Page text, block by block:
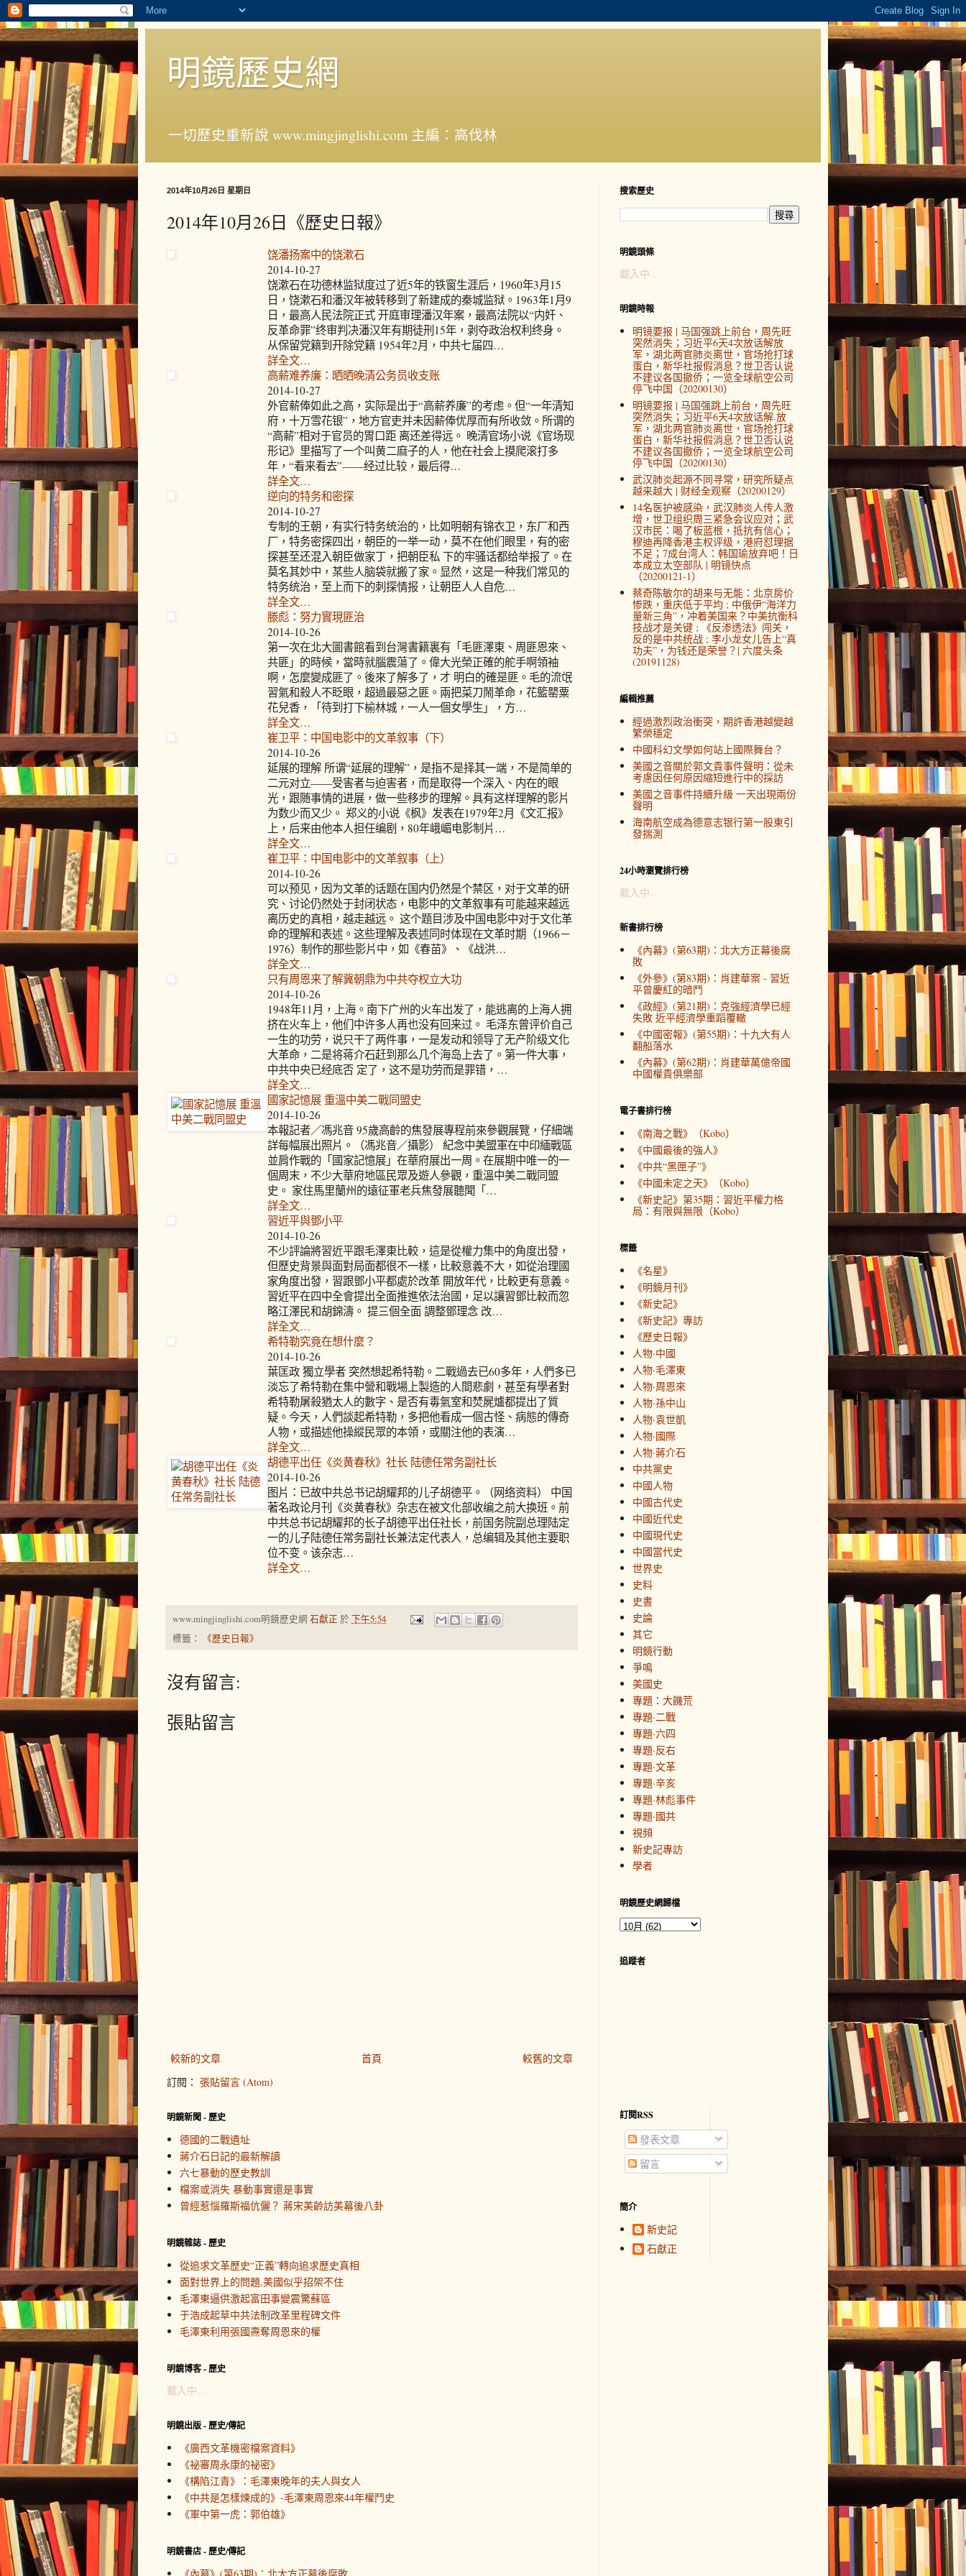
明鏡歷史網
一切歷史重新說 www.mingjinglishi.com 主編：高伐林
2014年10月26日 星期日
2014年10月26日《歷史日報》
饶潘扬案中的饶漱石
2014-10-27
饶漱石在功德林监狱度过了近5年的铁窗生涯后，1960年3月15
日，饶漱石和潘汉年被转移到了新建成的秦城监狱。1963年1月9
日，最高人民法院正式 开庭审理潘汉年案，最高法院以“内奸、
反革命罪”终审判决潘汉年有期徒刑15年，剥夺政治权利终身。
从保留党籍到开除党籍 1954年2月，中共七届四…
詳全文…
高薪难养廉：晒晒晚清公务员收支账
2014-10-27
外官薪俸如此之高，实际是出于“高薪养廉”的考虑。但“一年清知
府，十万雪花银”，地方官吏并未因薪俸优厚而有所收敛。所谓的
“高薪”相对于官员的胃口距 离还差得远。 晚清官场小说《官场现
形记》里描写了一个叫黄二麻子的人，他在社会上摸爬滚打多
年，“看来看去”——经过比较，最后得…
詳全文…
逆向的特务和密探
2014-10-27
专制的王朝，有实行特务统治的，比如明朝有锦衣卫，东厂和西
厂，特务密探四出，朝臣的一举一动，莫不在他们眼里，有的密
探甚至还混入朝臣做家丁，把朝臣私 下的牢骚话都给举报了。在
莫名其妙中，某些人脑袋就搬了家。显然，这是一种我们常见的
特务统治，至上而下的刺探情报，让朝臣人人自危…
詳全文…
滕彪：努力實現匪治
2014-10-26
第一次在北大圖書館看到台灣書籍裏有「毛匪澤東、周匪恩來、
共匪」的時候，當時就腦震蕩了。偉大光榮正確的舵手啊領袖
啊，怎麼變成匪了。後來了解多了，才 明白的確是匪。毛的流氓
習氣和殺人不眨眼，超過最惡之匪。兩把菜刀鬧革命，花籃罌粟
花兒香，「待到打下榆林城，一人一個女學生」，方…
詳全文…
崔卫平：中国电影中的文革叙事（下）
2014-10-26
延展的理解 所谓“延展的理解”，是指不是择其一端，不是简单的
二元对立——受害者与迫害者，而是取得一个深入、内在的眼
光，跟随事情的进展，做一些移步的理解。具有这样理解的影片
为数少而又少。 郑义的小说《枫》发表在1979年2月《文汇报》
上，后来由他本人担任编剧，80年峨嵋电影制片…
詳全文…
崔卫平：中国电影中的文革叙事（上）
2014-10-26
可以预见，因为文革的话题在国内仍然是个禁区，对于文革的研
究、讨论仍然处于封闭状态，电影中的文革叙事有可能越来越远
离历史的真相，越走越远。 这个题目涉及中国电影中对于文化革
命的理解和表述。这些理解及表述同时体现在文革时期（1966－
1976）制作的那些影片中，如《春苗》、《战洪…
詳全文…
只有周恩来了解冀朝鼎为中共夺权立大功
2014-10-26
1948年11月，上海。南下广州的火车出发了，能逃离的上海人拥
挤在火车上，他们中许多人再也没有回来过。 毛泽东曾评价自己
一生的功劳，说只干了两件事，一是发动和领导了无产阶级文化
大革命，二是将蒋介石赶到那么几个海岛上去了。第一件大事，
中共中央已经底否 定了，这不是功劳而是罪错，…
詳全文…
國家記憶展 重溫中美二戰同盟史
2014-10-26
本報記者／馮兆音 95歲高齡的焦發展專程前來參觀展覽，仔細端
詳每幅展出照片。（馮兆音／攝影） 紀念中美盟軍在中印緬戰區
並肩作戰的「國家記憶展」在華府展出一周。在展期中唯一的一
個周末，不少大華府地區民眾及遊人參觀，重溫中美二戰同盟
史。 家住馬里蘭州的遠征軍老兵焦發展聽聞「…
詳全文…
習近平與鄧小平
2014-10-26
不少評論將習近平跟毛澤東比較，這是從權力集中的角度出發，
但歷史背景與面對局面都很不一樣，比較意義不大，如從治理國
家角度出發，習跟鄧小平都處於改革 開放年代，比較更有意義。
習近平在四中全會提出全面推進依法治國，足以讓習鄧比較而忽
略江澤民和胡錦濤。 提三個全面 調整鄧理念 改…
詳全文…
希特勒究竟在想什麼？
2014-10-26
葉匡政 獨立學者 突然想起希特勒。二戰過去已60多年，人們多已
淡忘了希特勒在集中營和戰場上製造的人間悲劇，甚至有學者對
希特勒屠殺猶太人的數字、是否有毒氣室和焚屍爐都提出了質
疑。今天，人們談起希特勒，多把他看成一個古怪、病態的傳奇
人物，或描述他操縱民眾的本領，或關注他的表演…
詳全文…
胡德平出任《炎黄春秋》社长 陆德任常务副社长
2014-10-26
图片：已故中共总书记胡耀邦的儿子胡德平。（网络资料） 中国
著名政论月刊《炎黄春秋》杂志在被文化部收编之前大换班。前
中共总书记胡耀邦的长子胡德平出任社长，前国务院副总理陆定
一的儿子陆德任常务副社长兼法定代表人，总编辑及其他主要职
位不变。该杂志…
詳全文…
www.mingjinglishi.com明鏡歷史網 石獻正 於 下午5:54
標籤：
《歷史日報》
沒有留言:
張貼留言
較新的文章 較舊的文章
首頁
訂閱： 張貼留言 (Atom)
明鏡新聞 - 歷史
德國的二戰遺址
蔣介石日記的最新解讀
六七暴動的歷史教訓
檔案或消失 暴動事實還是事實
曾經惹惱羅斯福伉儷？ 蔣宋美齡訪美幕後八卦
明鏡雜誌 - 歷史
從追求文革歷史“正義”轉向追求歷史真相
面對世界上的問題,美國似乎招架不住
毛澤東逼供激起富田事變震驚蘇區
于浩成起草中共法制改革里程碑文件
毛澤東利用張國燾奪周恩來的權
明鏡博客 - 歷史
載入中…
明鏡出版 - 歷史/傳記
《廣西文革機密檔案資料》
《祕審周永康的祕密》
《構陷江青》：毛澤東晚年的夫人與女人
《中共是怎樣煉成的》-毛澤東周恩來44年權鬥史
《軍中第一虎：郭伯雄》
明鏡書店 - 歷史/傳記
搜索歷史
明鏡頭條
載入中…
明鏡時報
明镜要报 | 马国强跳上前台，周先旺
突然消失；习近平6天4次放话解放
军，湖北两官肺炎离世，官场抢打球
蛋白，新华社报假消息？世卫否认说
不建议各国撤侨；一览全球航空公司
停飞中国（20200130）
明镜要报 | 马国强跳上前台，周先旺
突然消失；习近平6天4次放话解.放
军，湖北两官肺炎离世，官场抢打球
蛋白，新华社报假消息？世卫否认说
不建议各国撤侨；一览全球航空公司
停飞中国（20200130）
武汉肺炎起源不同寻常，研究所疑点
越来越大 | 财经全观察（20200129）
14名医护被感染，武汉肺炎人传人激
增，世卫组织周三紧急会议应对；武
汉市民：喝了板蓝根，抵抗有信心；
穆迪再降香港主权评级，港府怼理据
不足；7成台湾人：韩国瑜放弃吧！日
本成立太空部队 | 明镜快点
（20200121-1）
蔡奇陈敏尔的胡来与无能：北京房价
惨跌，重庆低于平均 ; 中俄伊“海洋力
量新三角”，冲着美国来？中美抗衡科
技战才是关键 ; 《反渗透法》闯关，
反的是中共统战 ; 李小龙女儿告上“真
功夫”，为钱还是荣誉？| 六度头条
(20191128)
編輯推薦
經過激烈政治衝突，期許香港越變越
繁榮穩定
中國科幻文學如何站上國際舞台？
美國之音關於郭文貴事件聲明：從未
考慮因任何原因縮短進行中的採訪
美國之音事件持續升級 一天出現兩份
聲明
海南航空成為德意志银行第一股東引
發揣測
24小時瀏覽排行榜
載入中…
新書排行榜
《內幕》(第63期)：北大方正幕後腐
敗
《外參》(第83期)：肖建華案 - 習近
平曾慶紅的暗鬥
《政經》(第21期)：克強經濟學已經
失敗 近平經濟學重蹈覆轍
《中國密報》(第55期)：十九大有人
翻船落水
《內幕》(第62期)：肖建華萬億帝國
中國權貴俱樂部
電子書排行榜
《南海之戰》（Kobo）
《中國最後的強人》
《中共“黑匣子”》
《中國未定之天》（Kobo）
《新史記》第35期：習近平權力格
局：有限與無限（Kobo）
標籤
《名星》
《明鏡月刊》
《新史記》
《新史記》專訪
《歷史日報》
人物·中國
人物·毛澤東
人物·周恩來
人物·孫中山
人物·袁世凱
人物·國際
人物·蔣介石
中共黨史
中國人物
中國古代史
中國近代史
中國現代史
中國當代史
世界史
史料
史書
史論
其它
明鏡行動
爭鳴
美國史
專題：大饑荒
專題·二戰
專題·六四
專題·反右
專題·文革
專題·辛亥
專題·林彪事件
專題·國共
視頻
新史記專訪
學者
明鏡歷史網歸檔
追蹤者
訂閱RSS
發表文章
留言
簡介
新史記
石獻正